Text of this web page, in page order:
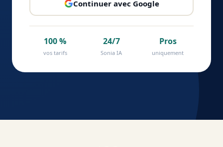
Continuer avec Google
100 %
vos tarifs
24/7
Sonia IA
Pros
uniquement